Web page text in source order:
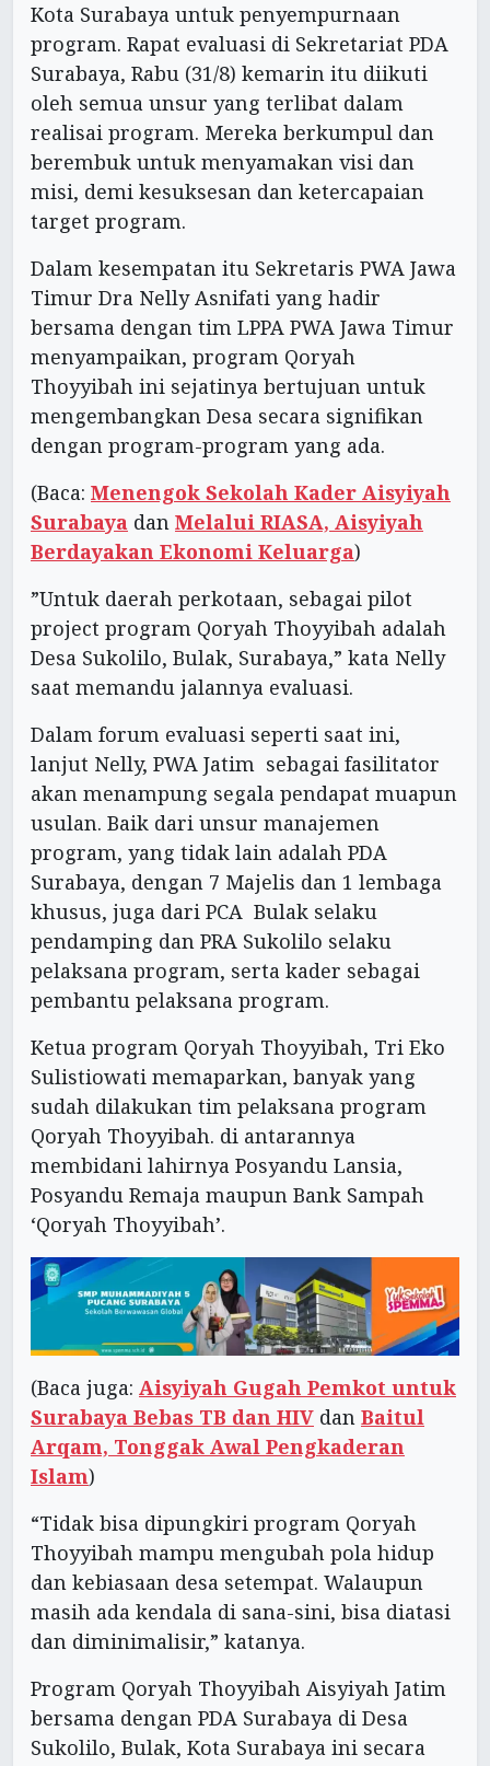
Kota Surabaya untuk penyempurnaan
program. Rapat evaluasi di Sekretariat PDA
Surabaya, Rabu (31/8) kemarin itu diikuti
oleh semua unsur yang terlibat dalam
realisai program. Mereka berkumpul dan
berembuk untuk menyamakan visi dan
misi, demi kesuksesan dan ketercapaian
target program.
Dalam kesempatan itu Sekretaris PWA Jawa
Timur Dra Nelly Asnifati yang hadir
bersama dengan tim LPPA PWA Jawa Timur
menyampaikan, program Qoryah
Thoyyibah ini sejatinya bertujuan untuk
mengembangkan Desa secara signifikan
dengan program-program yang ada.
(Baca: Menengok Sekolah Kader Aisyiyah
Surabaya dan Melalui RIASA, Aisyiyah
Berdayakan Ekonomi Keluarga)
”Untuk daerah perkotaan, sebagai pilot
project program Qoryah Thoyyibah adalah
Desa Sukolilo, Bulak, Surabaya,” kata Nelly
saat memandu jalannya evaluasi.
Dalam forum evaluasi seperti saat ini,
lanjut Nelly, PWA Jatim sebagai fasilitator
akan menampung segala pendapat muapun
usulan. Baik dari unsur manajemen
program, yang tidak lain adalah PDA
Surabaya, dengan 7 Majelis dan 1 lembaga
khusus, juga dari PCA Bulak selaku
pendamping dan PRA Sukolilo selaku
pelaksana program, serta kader sebagai
pembantu pelaksana program.
Ketua program Qoryah Thoyyibah, Tri Eko
Sulistiowati memaparkan, banyak yang
sudah dilakukan tim pelaksana program
Qoryah Thoyyibah. di antarannya
membidani lahirnya Posyandu Lansia,
Posyandu Remaja maupun Bank Sampah
‘Qoryah Thoyyibah’.
(Baca juga: Aisyiyah Gugah Pemkot untuk
Surabaya Bebas TB dan HIV dan Baitul
Arqam, Tonggak Awal Pengkaderan
Islam)
“Tidak bisa dipungkiri program Qoryah
Thoyyibah mampu mengubah pola hidup
dan kebiasaan desa setempat. Walaupun
masih ada kendala di sana-sini, bisa diatasi
dan diminimalisir,” katanya.
Program Qoryah Thoyyibah Aisyiyah Jatim
bersama dengan PDA Surabaya di Desa
Sukolilo, Bulak, Kota Surabaya ini secara